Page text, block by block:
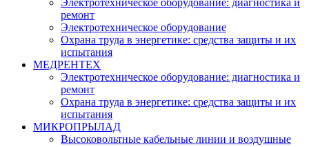
Электротехническое оборудование: диагностика и
ремонт
Электротехническое оборудование
Охрана труда в энергетике: средства защиты и их
испытания
МЕДРЕНТЕХ
Электротехническое оборудование: диагностика и
ремонт
Охрана труда в энергетике: средства защиты и их
испытания
МИКРОПРЫЛАД
Высоковольтные кабельные линии и воздушные